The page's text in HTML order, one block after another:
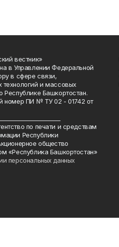
вестник»
в Управлении Федеральной
в сфере связи,
технологий и массовых
Республике Башкортостан.
номер ПИ № ТУ 02 - 01742 от
по печати и средствам
Республики
общество
«Республика Башкортостан»
персональных данных